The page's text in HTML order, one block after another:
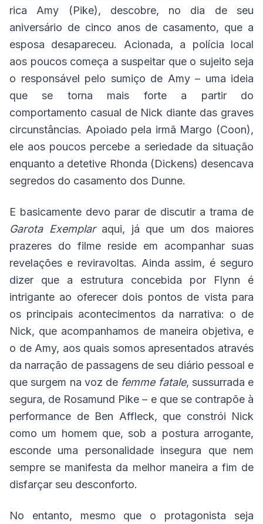
rica Amy (Pike), descobre, no dia de seu
aniversário de cinco anos de casamento, que a
esposa desapareceu. Acionada, a polícia local
aos poucos começa a suspeitar que o sujeito seja
o responsável pelo sumiço de Amy – uma ideia
que se torna mais forte a partir do
comportamento casual de Nick diante das graves
circunstâncias. Apoiado pela irmã Margo (Coon),
ele aos poucos percebe a seriedade da situação
enquanto a detetive Rhonda (Dickens) desencava
segredos do casamento dos Dunne.
E basicamente devo parar de discutir a trama de
Garota Exemplar aqui, já que um dos maiores
prazeres do filme reside em acompanhar suas
revelações e reviravoltas. Ainda assim, é seguro
dizer que a estrutura concebida por Flynn é
intrigante ao oferecer dois pontos de vista para
os principais acontecimentos da narrativa: o de
Nick, que acompanhamos de maneira objetiva, e
o de Amy, aos quais somos apresentados através
da narração de passagens de seu diário pessoal e
que surgem na voz de femme fatale, sussurrada e
segura, de Rosamund Pike – e que se contrapõe à
performance de Ben Affleck, que constrói Nick
como um homem que, sob a postura arrogante,
esconde uma personalidade insegura que nem
sempre se manifesta da melhor maneira a fim de
disfarçar seu desconforto.
No entanto, mesmo que o protagonista seja